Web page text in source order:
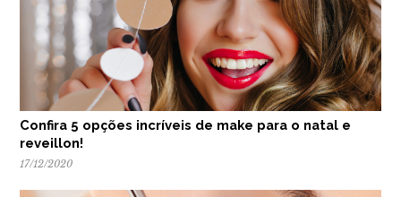
Confira 5 opções incríveis de make para o natal e
reveillon!
17/12/2020